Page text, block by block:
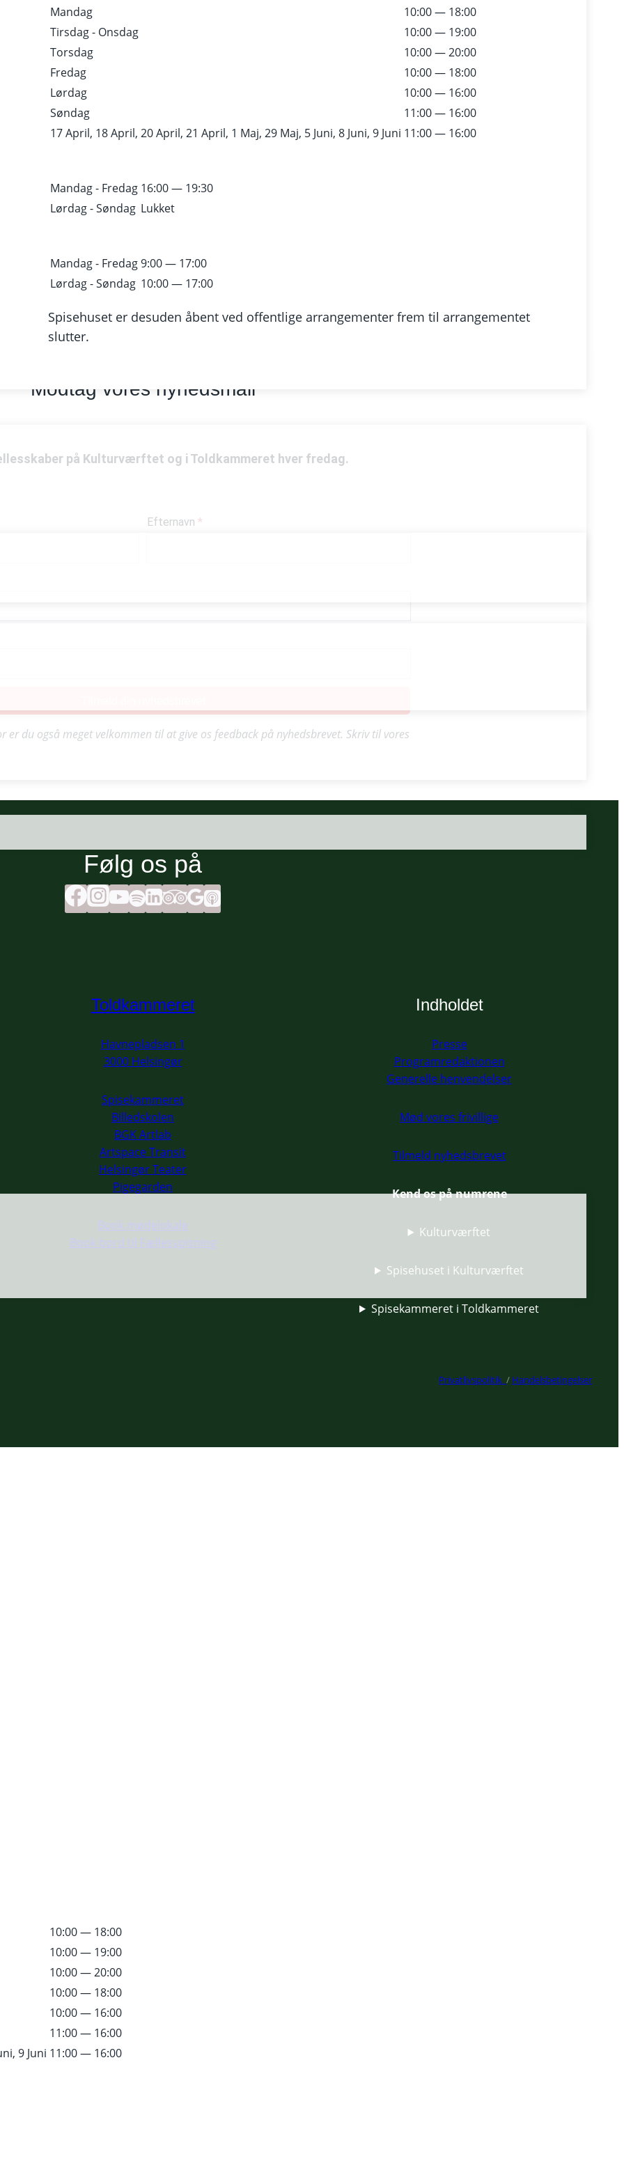
Mandag
10:00 — 18:00
Tirsdag - Onsdag
10:00 — 19:00
Torsdag
10:00 — 20:00
Fredag
10:00 — 18:00
Lørdag
10:00 — 16:00
Søndag
11:00 — 16:00
17 April, 18 April, 20 April, 21 April, 1 Maj, 29 Maj, 5 Juni, 8 Juni, 9 Juni 11:00 — 16:00
Mandag - Fredag 16:00 — 19:30
Lørdag - Søndag Lukket
Mandag - Fredag 9:00 — 17:00
Lørdag - Søndag 10:00 — 17:00
Spisehuset er desuden åbent ved offentlige arrangementer frem til arrangementet
slutter.
hver fredag
Modtag vores nyhedsmail
på Kulturværftet og i Toldkammeret hver fredag.
Efternavn
er du også meget velkommen til at give os feedback på nyhedsbrevet. Skriv til vores
Følg os på
Toldkammeret
Havnepladsen 1
3000 Helsingør
Spisekammeret
Billedskolen
BGK Artlab
Artspace Transit
Helsingør Teater
Pigegarden
Book mødelokale
Book bord til Fællesspisning
Indholdet
Presse
Programredaktionen
Generelle henvendelser
Mød vores frivillige
Tilmeld nyhedsbrevet
Kend os på numrene
Kulturværftet
Spisehuset i Kulturværftet
Spisekammeret i Toldkammeret
Privatlivspolitik / Handelsbetingelser
10:00 — 18:00
10:00 — 19:00
10:00 — 20:00
10:00 — 18:00
10:00 — 16:00
11:00 — 16:00
9 Juni 11:00 — 16:00